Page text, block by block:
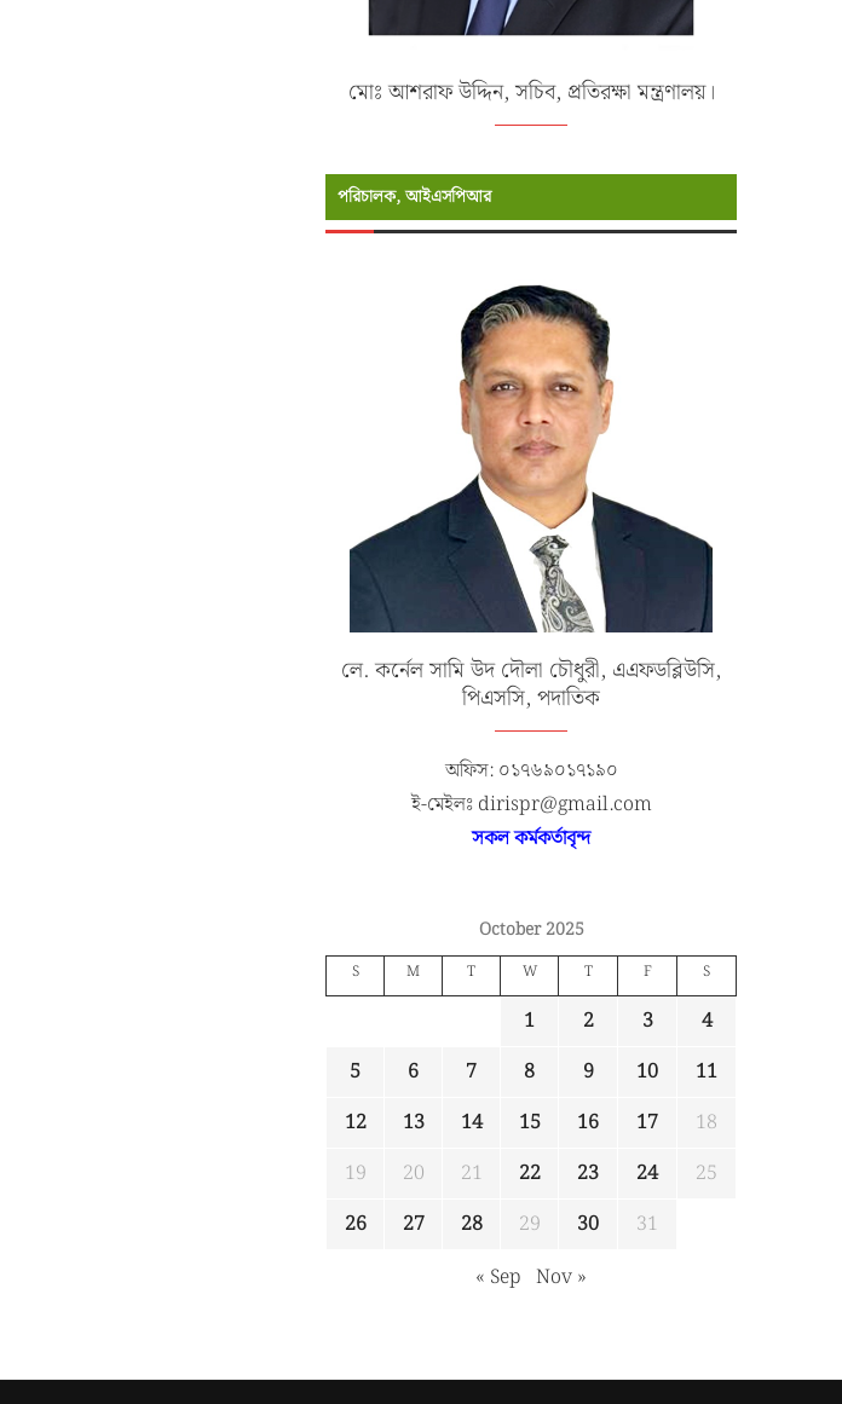
মোঃ আশরাফ উদ্দিন, সচিব, প্রতিরক্ষা মন্ত্রণালয়।
পরিচালক, আইএসপিআর
লে. কর্নেল সামি উদ দৌলা চৌধুরী, এএফডব্লিউসি,
পিএসসি, পদাতিক
অফিস: ০১৭৬৯০১৭১৯০
ই-মেইলঃ dirispr@gmail.com
সকল কর্মকর্তাবৃন্দ
October 2025
S M T W T F S
1 2 3
4
5
6 7 8 9 10
11
12
13 14 15 16 17
18
19
20 21 22 23 24
25
26
27 28 29 30
31
« Sep Nov »